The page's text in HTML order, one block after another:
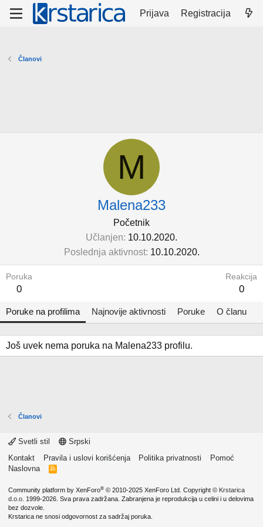
Prijava Registracija
Članovi
M
Malena233
Početnik
Učlanjen 10.10.2020.
Poslednja aktivnost 10.10.2020.
Poruka
0
Reakcija
0
Poruke na profilima Najnovije aktivnosti Poruke O članu
Još uvek nema poruka na Malena233 profilu.
Članovi
Svetli stil
Srpski
Kontakt
Pravila i uslovi korišćenja Politika privatnosti
Pomoć
Naslovna
R
Community platform by XenForo® © 2010-2025 XenForo Ltd. Copyright © Krstarica
d.o.o. 1999-2026. Sva prava zadržana. Zabranjena je reprodukcija u celini i u delovima
bez dozvole.
Krstarica ne snosi odgovornost za sadržaj poruka.